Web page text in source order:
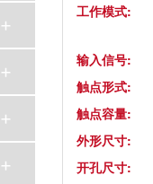
工作模式:
输入信号:
触点形式:
触点容量:
外形尺寸:
开孔尺寸: